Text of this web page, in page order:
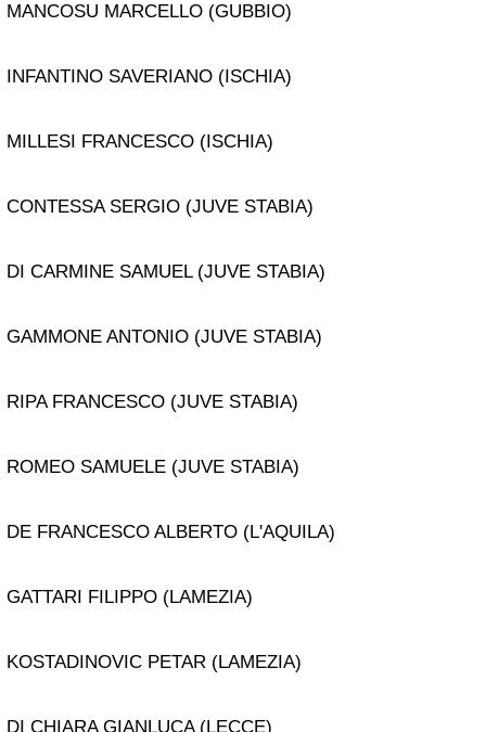
MANCOSU MARCELLO (GUBBIO)
INFANTINO SAVERIANO (ISCHIA)
MILLESI FRANCESCO (ISCHIA)
CONTESSA SERGIO (JUVE STABIA)
DI CARMINE SAMUEL (JUVE STABIA)
GAMMONE ANTONIO (JUVE STABIA)
RIPA FRANCESCO (JUVE STABIA)
ROMEO SAMUELE (JUVE STABIA)
DE FRANCESCO ALBERTO (L'AQUILA)
GATTARI FILIPPO (LAMEZIA)
KOSTADINOVIC PETAR (LAMEZIA)
DI CHIARA GIANLUCA (LECCE)